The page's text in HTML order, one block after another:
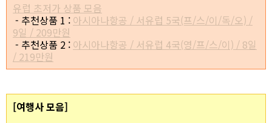
유럽 초저가 상품 모음
- 추천상품 1 : 아시아나항공 / 서유럽 5국(프/스/이/독/오) /
9일 / 209만원
- 추천상품 2 : 아시아나항공 / 서유럽 4국(영/프/스/이) / 8일
/ 219만원
[여행사 모음]